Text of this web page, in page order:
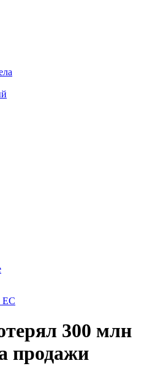
ЕС
300 млн
продажи